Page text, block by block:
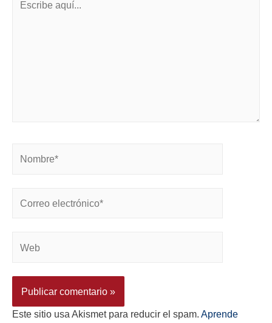
Este sitio usa Akismet para reducir el spam. Aprende